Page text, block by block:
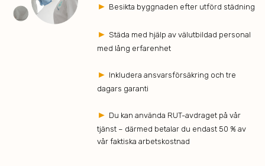
► Besikta byggnaden efter utförd städning
► Städa med hjälp av välutbildad personal
med lång erfarenhet
► Inkludera ansvarsförsäkring och tre
dagars garanti
► Du kan använda RUT-avdraget på vår
tjänst – därmed betalar du endast 50 % av
vår faktiska arbetskostnad